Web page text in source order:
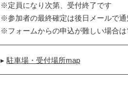
※定員になり次第、受付終了です
※参加者の最終確定は後日メールで通
※フォームからの申込が難しい場合
▸ 駐車場・受付場所map